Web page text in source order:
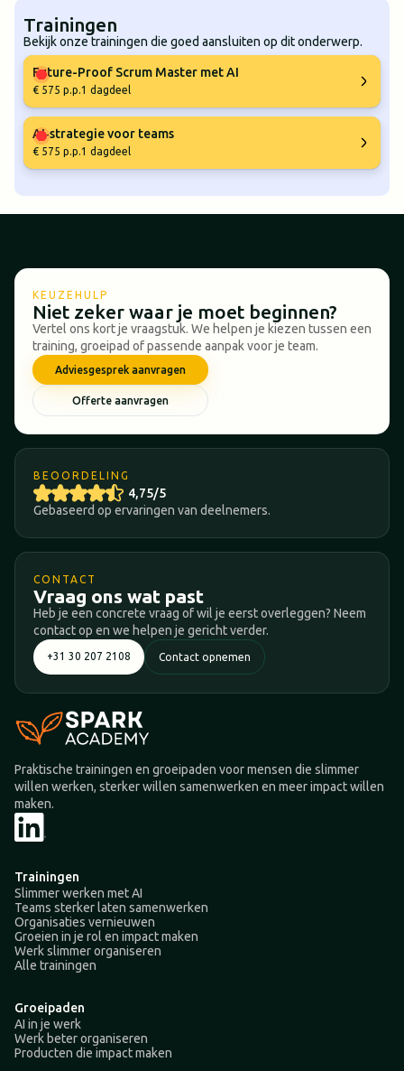
Trainingen
Bekijk onze trainingen die goed aansluiten op dit onderwerp.
Future-Proof Scrum Master met AI
€ 575 p.p.1 dagdeel
AI‑strategie voor teams
€ 575 p.p.1 dagdeel
KEUZEHULP
Niet zeker waar je moet beginnen?
Vertel ons kort je vraagstuk. We helpen je kiezen tussen een
training, groeipad of passende aanpak voor je team.
Adviesgesprek aanvragen
Offerte aanvragen
BEOORDELING
4,75/5
Gebaseerd op ervaringen van deelnemers.
CONTACT
Vraag ons wat past
Heb je een concrete vraag of wil je eerst overleggen? Neem
contact op en we helpen je gericht verder.
+31 30 207 2108 Contact opnemen
Praktische trainingen en groeipaden voor mensen die slimmer
willen werken, sterker willen samenwerken en meer impact willen
maken.
Trainingen
Slimmer werken met AI
Teams sterker laten samenwerken
Organisaties vernieuwen
Groeien in je rol en impact maken
Werk slimmer organiseren
Alle trainingen
Groeipaden
AI in je werk
Werk beter organiseren
Producten die impact maken